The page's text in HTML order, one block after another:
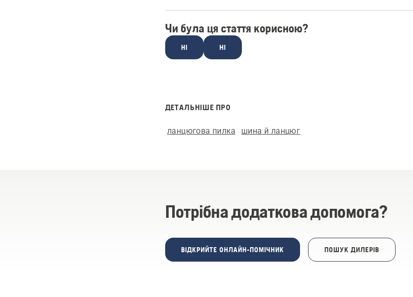
Чи була ця стаття корисною?
НІ НІ
ДЕТАЛЬНІШЕ ПРО
ланцюгова пилка шина й ланцюг
Потрібна додаткова допомога?
ВІДКРИЙТЕ ОНЛАЙН-ПОМІЧНИК ПОШУК ДИЛЕРІВ